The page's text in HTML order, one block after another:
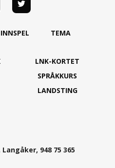
INNSPEL TEMA
LNK-KORTET
SPRÅKKURS
LANDSTING
948 75 365